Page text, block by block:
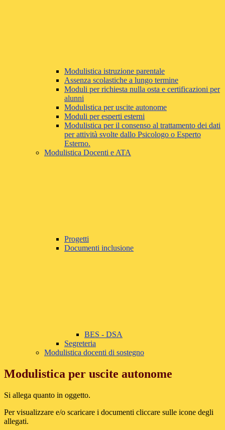
Modulistica istruzione parentale
Assenza scolastiche a lungo termine
Moduli per richiesta nulla osta e certificazioni per
alunni
Modulistica per uscite autonome
Moduli per esperti esterni
Modulistica per il consenso al trattamento dei dati
per attività svolte dallo Psicologo o Esperto
Esterno.
Modulistica Docenti e ATA
Progetti
Documenti inclusione
BES - DSA
Segreteria
Modulistica docenti di sostegno
Modulistica per uscite autonome
Si allega quanto in oggetto.
Per visualizzare e/o scaricare i documenti cliccare sulle icone degli
allegati.